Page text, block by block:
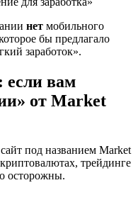
нет мобильного
бы предлагало
заработок».
если вам
от Market
под названием Market
трейдинге
осторожны.